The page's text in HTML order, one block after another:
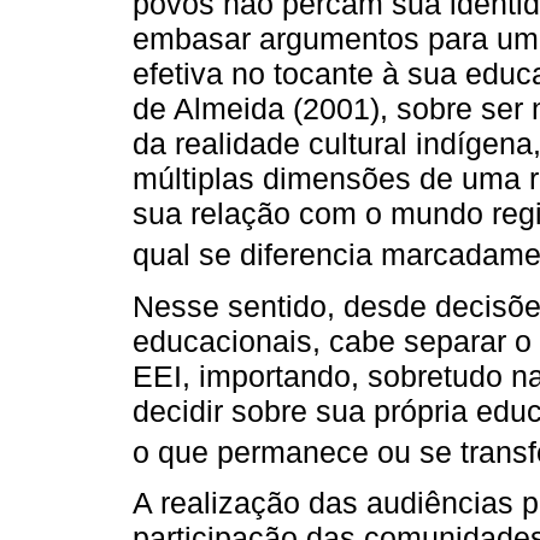
embasar argumentos para
efetiva no tocante à sua
de Almeida (2001), sobre
da realidade cultural
múltiplas dimensões de uma
sua relação com o mundo
qual se diferencia
Nesse sentido, desde
educacionais, cabe separar
EEI, importando, sobretudo
decidir sobre sua própria
o que permanece ou se
A realização das audiências